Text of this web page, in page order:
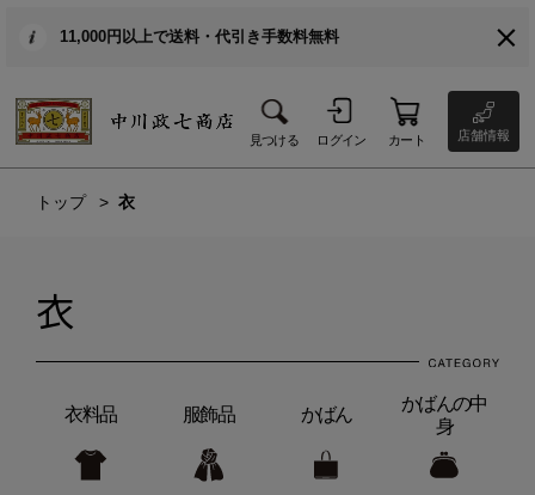
11,000円以上で送料・代引き手数料無料
見つける ログイン カート 店舗情報
トップ 衣
衣
衣料品 服飾品 かばん
かばんの中
身